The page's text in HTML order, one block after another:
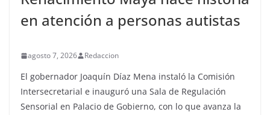
en atención a personas autistas
agosto 7, 2026 Redaccion
El gobernador Joaquín Díaz Mena instaló la Comisión
Intersecretarial e inauguró una Sala de Regulación
Sensorial en Palacio de Gobierno, con lo que avanza la